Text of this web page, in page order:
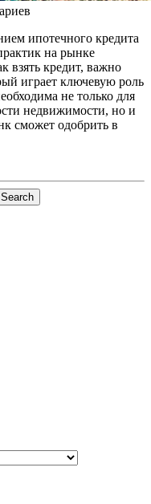
ипотечного кредита
на рынке
взять кредит, важно
играет ключевую роль
не только для
недвижимости, но и
сможет одобрить в
Search